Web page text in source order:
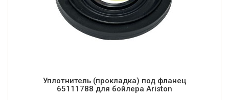
Уплотнитель (прокладка) под фланец
65111788 для бойлера Ariston